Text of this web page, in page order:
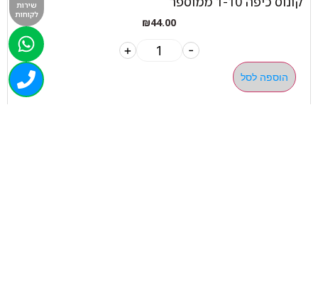
₪44.00
-
+
הוספה לסל
שירות
לקוחות